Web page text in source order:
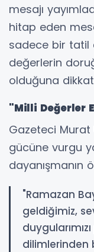
mesajı
hitap eden
sadece bir tatil
değerlerin
olduğuna
"Milli Değerler
Gazeteci Murat
gücüne vurgu
dayanışmanın
"Ramazan
geldiğimiz,
dilimlerinden